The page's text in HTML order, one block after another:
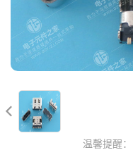

温馨提醒